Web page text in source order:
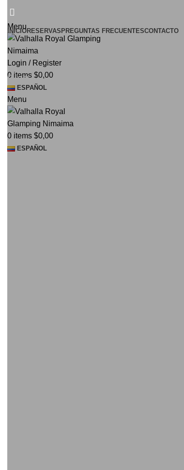
Menu
Login / Register
0 items $0,00
ESPAÑOL
Menu
0 items $0,00
ESPAÑOL
Blog
INICIORESERVAS PREGUNTAS FRECUENTESCONTACTO